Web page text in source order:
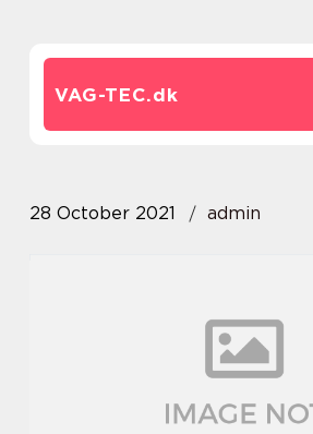
VAG-TEC.dk
28 October 2021 admin